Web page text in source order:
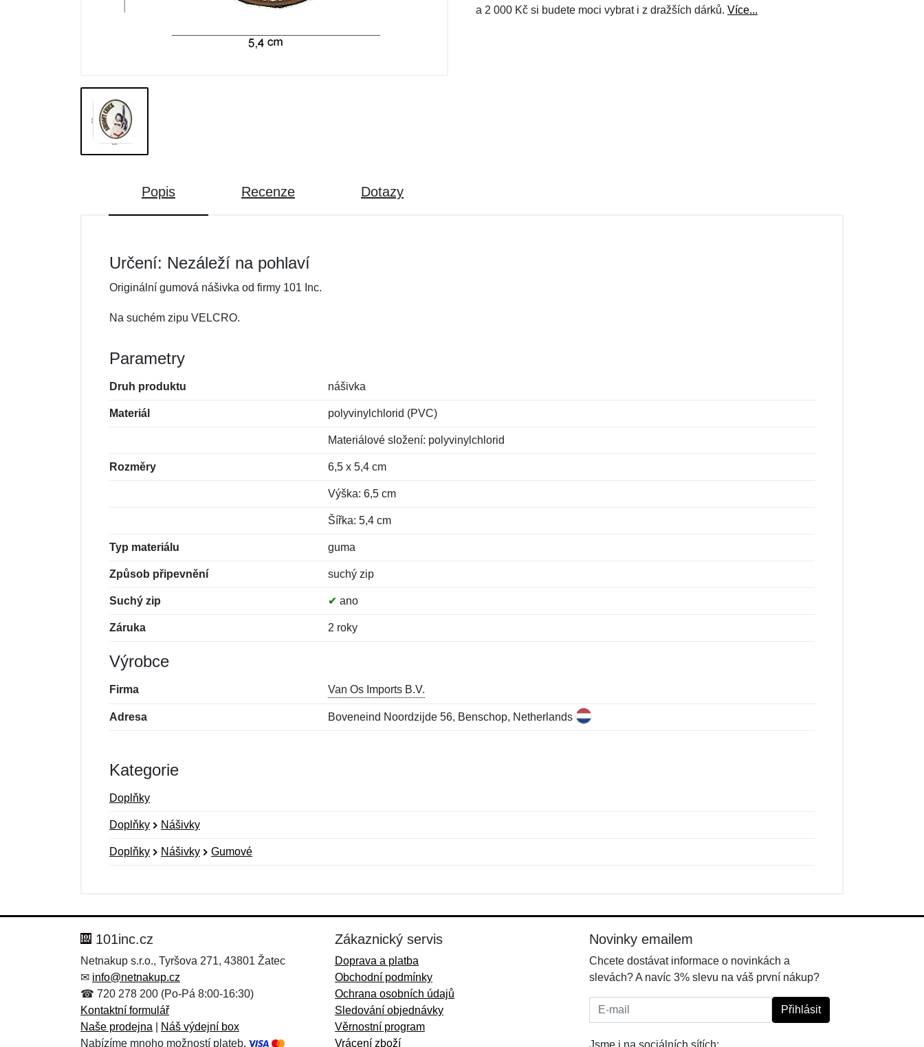
a 2 000 Kč si budete moci vybrat i z dražších dárků. Více...
Popis Recenze Dotazy
Určení: Nezáleží na pohlaví
Originální gumová nášivka od firmy 101 Inc.
Na suchém zipu VELCRO.
Parametry
Druh produktu nášivka
Materiál polyvinylchlorid (PVC)
Materiálové složení: polyvinylchlorid
Rozměry 6,5 x 5,4 cm
Výška: 6,5 cm
Šířka: 5,4 cm
Typ materiálu guma
Způsob připevnění suchý zip
Suchý zip ✔ ano
Záruka 2 roky
Výrobce
Firma Van Os Imports B.V.
Adresa Boveneind Noordzijde 56, Benschop, Netherlands
Kategorie
Doplňky
Doplňky Nášivky
Doplňky Nášivky Gumové
Zpráva*
Zpráva*
101inc.cz
Netnakup s.r.o., Tyršova 271, 43801 Žatec
✉ info@netnakup.cz
☎ 720 278 200 (Po-Pá 8:00-16:30)
Kontaktní formulář
Naše prodejna
Náš výdejní box
Nabízíme mnoho možností plateb.
Zákaznický servis
Doprava a platba
Obchodní podmínky
Ochrana osobních údajů
Sledování objednávky
Věrnostní program
Vrácení zboží
Novinky emailem
Chcete dostávat informace o novinkách a
slevách? A navíc 3% slevu na váš první nákup?
E-mail: Přihlásit
Jsme i na sociálních sítích: